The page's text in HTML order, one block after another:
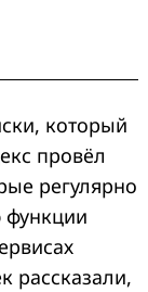
который
провёл
регулярно
рассказали,